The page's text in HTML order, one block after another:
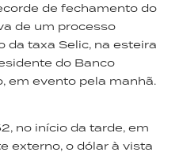
de fechamento do
de um processo
da taxa Selic, na esteira
do Banco
em evento pela manhã.
no início da tarde, em
externo, o dólar à vista